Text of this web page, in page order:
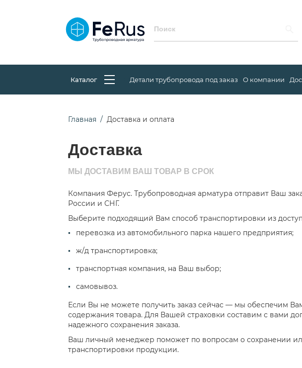
Каталог Детали трубопровода под заказ О компании
Главная Доставка и оплата
Доставка
МЫ ДОСТАВИМ ВАШ ТОВАР В СРОК
Компания Ферус. Трубопроводная арматура отправит Ваш
России и СНГ.
Выберите подходящий Вам способ транспортировки из
перевозка из автомобильного парка нашего предприятия;
ж/д транспортировка;
транспортная компания, на Ваш выбор;
самовывоз.
Если Вы не можете получить заказ сейчас — мы обеспечим
содержания товара. Для Вашей страховки составим с вами
надежного сохранения заказа.
Ваш личный менеджер поможет по вопросам о сохранении
транспортировки продукции.